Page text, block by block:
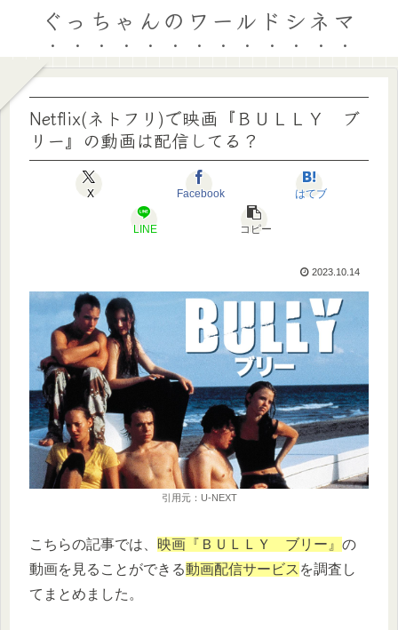
ぐっちゃんのワールドシネマ
Netflix(ネトフリ)で映画『ＢＵＬＬＹ ブ
リー』の動画は配信してる？
X Facebook はてブ
LINE コピー
2023.10.14
引用元：U-NEXT
こちらの記事では、 映画『ＢＵＬＬＹ ブリー』 の
動画を見ることができる動画配信サービス を調査し
てまとめました。